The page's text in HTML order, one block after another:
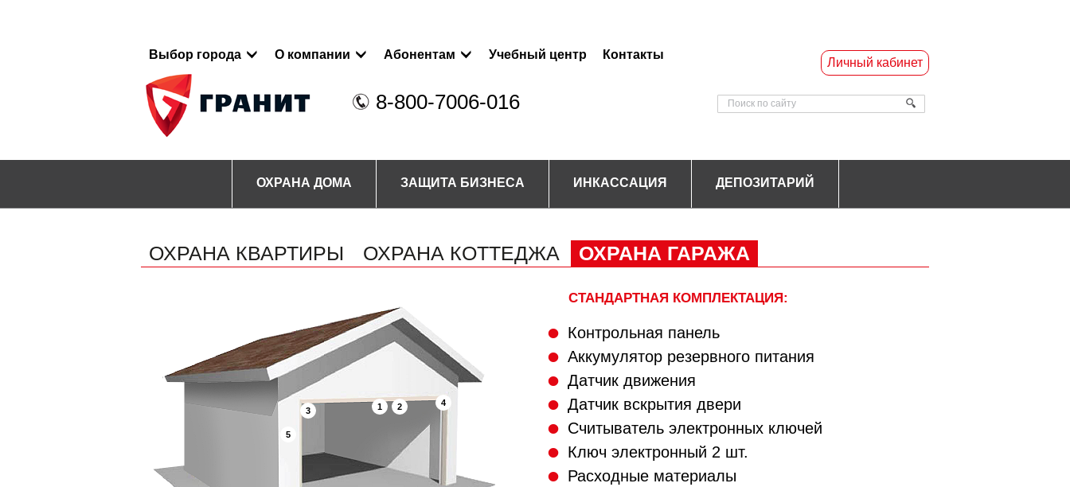
Выбор города О компании Абонентам Учебный центр Контакты
8-800-7006-016
Личный кабинет
ОХРАНА ДОМА ЗАЩИТА БИЗНЕСА ИНКАССАЦИЯ ДЕПОЗИТАРИЙ
ОХРАНА КВАРТИРЫ ОХРАНА КОТТЕДЖА ОХРАНА ГАРАЖА
1 2
3
4
5
СТАНДАРТНАЯ КОМПЛЕКТАЦИЯ:
Контрольная панель
Аккумулятор резервного питания
Датчик движения
Датчик вскрытия двери
Считыватель электронных ключей
Ключ электронный 2 шт.
Расходные материалы